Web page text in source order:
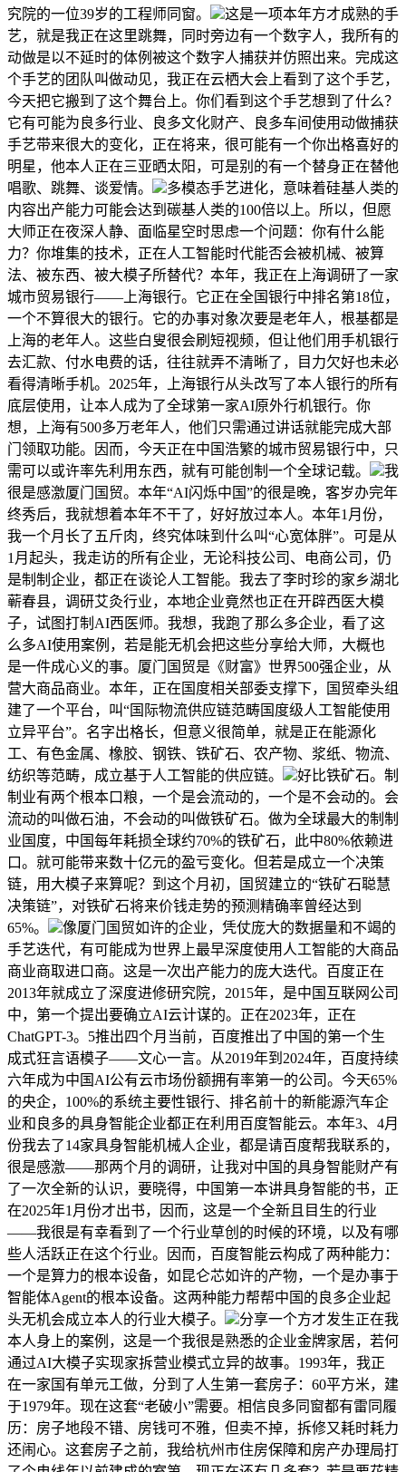
究院的一位39岁的工程师同窗。
这是一项本年方才成熟的手
艺，就是我正在这里跳舞，同时旁边有一个数字人，我所有的
动做是以不延时的体例被这个数字人捕获并仿照出来。完成这
个手艺的团队叫做动见，我正在云栖大会上看到了这个手艺，
今天把它搬到了这个舞台上。你们看到这个手艺想到了什么？
它有可能为良多行业、良多文化财产、良多车间使用动做捕获
手艺带来很大的变化，正在将来，很可能有一个你出格喜好的
明星，他本人正在三亚晒太阳，可是别的有一个替身正在替他
唱歌、跳舞、谈爱情。
多模态手艺进化，意味着硅基人类的
内容出产能力可能会达到碳基人类的100倍以上。所以，但愿
大师正在夜深人静、面临星空时思虑一个问题：你有什么能
力？你堆集的技术，正在人工智能时代能否会被机械、被算
法、被东西、被大模子所替代？本年，我正在上海调研了一家
城市贸易银行——上海银行。它正在全国银行中排名第18位，
一个不算很大的银行。它的办事对象次要是老年人，根基都是
上海的老年人。这些白叟很会刷短视频，但让他们用手机银行
去汇款、付水电费的话，往往就弄不清晰了，目力欠好也未必
看得清晰手机。2025年，上海银行从头改写了本人银行的所有
底层使用，让本人成为了全球第一家AI原外行机银行。你
想，上海有500多万老年人，他们只需通过讲话就能完成大部
门领取功能。因而，今天正在中国浩繁的城市贸易银行中，只
需可以或许率先利用东西，就有可能创制一个全球记载。
我
很是感激厦门国贸。本年“AI闪烁中国”的很是晚，客岁办完年
终秀后，我就想着本年不干了，好好放过本人。本年1月份，
我一个月长了五斤肉，终究体味到什么叫“心宽体胖”。可是从
1月起头，我走访的所有企业，无论科技公司、电商公司，仍
是制制企业，都正在谈论人工智能。我去了李时珍的家乡湖北
蕲春县，调研艾灸行业，本地企业竟然也正在开辟西医大模
子，试图打制AI西医师。我想，我跑了那么多企业，看了这
么多AI使用案例，若是能无机会把这些分享给大师，大概也
是一件成心义的事。厦门国贸是《财富》世界500强企业，从
营大商品商业。本年，正在国度相关部委支撑下，国贸牵头组
建了一个平台，叫“国际物流供应链范畴国度级人工智能使用
立异平台”。名字出格长，但意义很简单，就是正在能源化
工、有色金属、橡胶、钢铁、铁矿石、农产物、浆纸、物流、
纺织等范畴，成立基于人工智能的供应链。
好比铁矿石。制
制业有两个根本口粮，一个是会流动的，一个是不会动的。会
流动的叫做石油，不会动的叫做铁矿石。做为全球最大的制制
业国度，中国每年耗损全球约70%的铁矿石，此中80%依赖进
口。就可能带来数十亿元的盈亏变化。但若是成立一个决策
链，用大模子来算呢？到这个月初，国贸建立的“铁矿石聪慧
决策链”，对铁矿石将来价钱走势的预测精确率曾经达到
65%。
像厦门国贸如许的企业，凭仗庞大的数据量和不竭的
手艺迭代，有可能成为世界上最早深度使用人工智能的大商品
商业商取进口商。这是一次出产能力的庞大迭代。百度正在
2013年就成立了深度进修研究院，2015年，是中国互联网公司
中，第一个提出要确立AI云计谋的。正在2023年，正在
ChatGPT-3。5推出四个月当前，百度推出了中国的第一个生
成式狂言语模子——文心一言。从2019年到2024年，百度持续
六年成为中国AI公有云市场份额拥有率第一的公司。今天65%
的央企，100%的系统主要性银行、排名前十的新能源汽车企
业和良多的具身智能企业都正在利用百度智能云。本年3、4月
份我去了14家具身智能机械人企业，都是请百度帮我联系的，
很是感激——那两个月的调研，让我对中国的具身智能财产有
了一次全新的认识，要晓得，中国第一本讲具身智能的书，正
在2025年1月份才出书，因而，这是一个全新且目生的行业
——我很是有幸看到了一个行业草创的时候的环境，以及有哪
些人活跃正在这个行业。因而，百度智能云构成了两种能力：
一个是算力的根本设备，如昆仑芯如许的产物，一个是办事于
智能体Agent的根本设备。这两种能力帮帮中国的良多企业起
头无机会成立本人的行业大模子。
分享一个方才发生正在我
本人身上的案例，这是一个我很是熟悉的企业金牌家居，若何
通过AI大模子实现家拆营业模式立异的故事。1993年，我正
在一家国有单元工做，分到了人生第一套房子：60平方米，建
于1979年。现在这套“老破小”需要。相信良多同窗都有雷同履
历：房子地段不错、房钱可不雅，但卖不掉，拆修又耗时耗力
还闹心。这套房子之前，我给杭州市住房保障和房产办理局打